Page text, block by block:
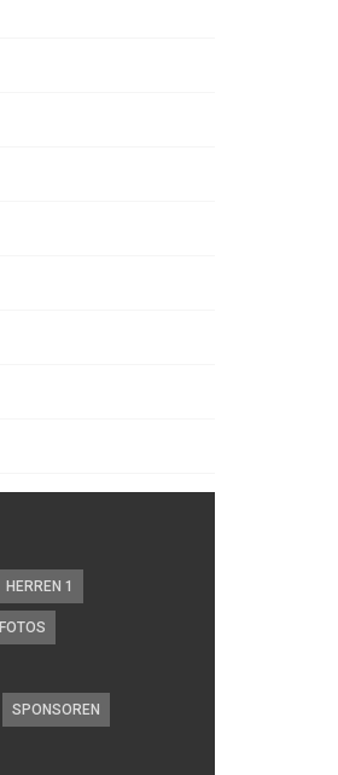
HERREN 1
FOTOS
SPONSOREN